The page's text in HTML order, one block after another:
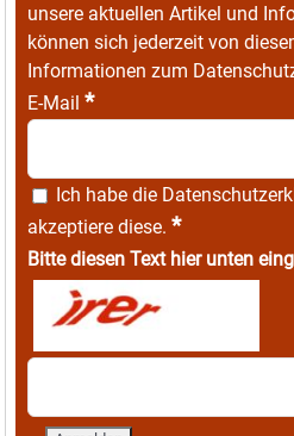
unsere aktuellen Artikel und
können sich jederzeit von
Informationen zum
E-Mail *
Ich habe die
akzeptiere diese. *
Bitte diesen Text hier unten